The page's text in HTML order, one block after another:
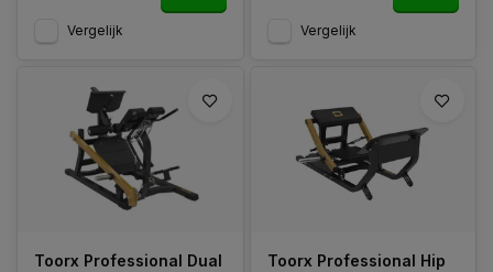
Vergelijk Vergelijk
Toorx Professional Dual
Toorx Professional Hip